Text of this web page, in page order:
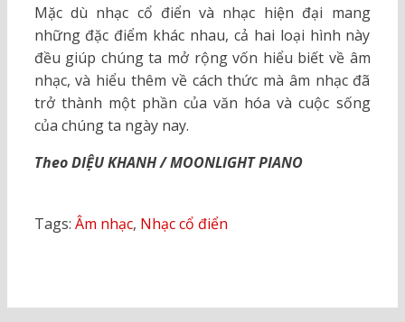
Mặc dù nhạc cổ điển và nhạc hiện đại mang
những đặc điểm khác nhau, cả hai loại hình này
đều giúp chúng ta mở rộng vốn hiểu biết về âm
nhạc, và hiểu thêm về cách thức mà âm nhạc đã
trở thành một phần của văn hóa và cuộc sống
của chúng ta ngày nay.
Theo DIỆU KHANH / MOONLIGHT PIANO
Tags: Âm nhạc, Nhạc cổ điển